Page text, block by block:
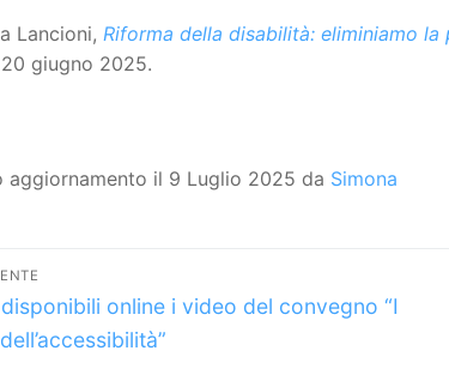
Lancioni, Riforma della disabilità: eliminiamo
20 giugno 2025.
aggiornamento il 9 Luglio 2025 da Simona
online i video del convegno “I